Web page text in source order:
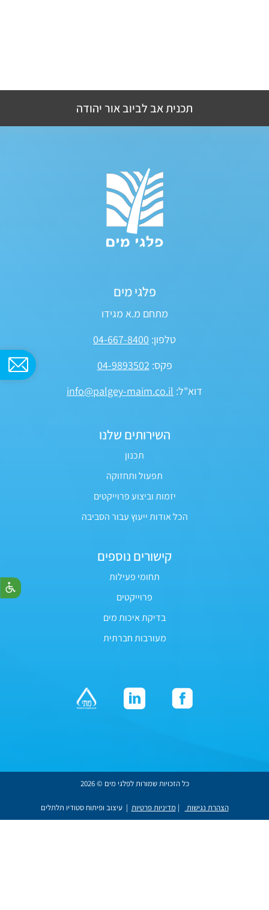
תכנית אב לביוב אור יהודה
פלגי מים
מתחם מ.א מגידו
טלפון: 04-667-8400
פקס: 04-9893502
דוא"ל: info@palgey-maim.co.il
השירותים שלנו
תכנון
תפעול ותחזוקה
יזמות וביצוע פרוייקטים
הכל אודות ייעוץ עבור הסביבה
קישורים נוספים
תחומי פעילות
פרוייקטים
בדיקת איכות מים
מעורבות חברתית
כל הזכויות שמורות לפלגי מים © 2026
הצהרת נגישות |מדיניות פרטיות | עיצוב ופיתוח סטודיו תלתלים